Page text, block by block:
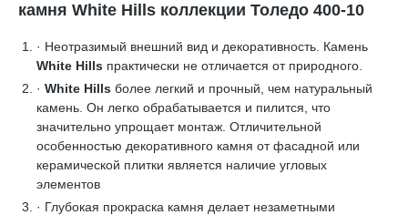
камня White Hills коллекции Толедо 400-10
· Неотразимый внешний вид и декоративность. Камень
White Hills практически не отличается от природного.
· White Hills более легкий и прочный, чем натуральный
камень. Он легко обрабатывается и пилится, что
значительно упрощает монтаж. Отличительной
особенностью декоративного камня от фасадной или
керамической плитки является наличие угловых
элементов
· Глубокая прокраска камня делает незаметными